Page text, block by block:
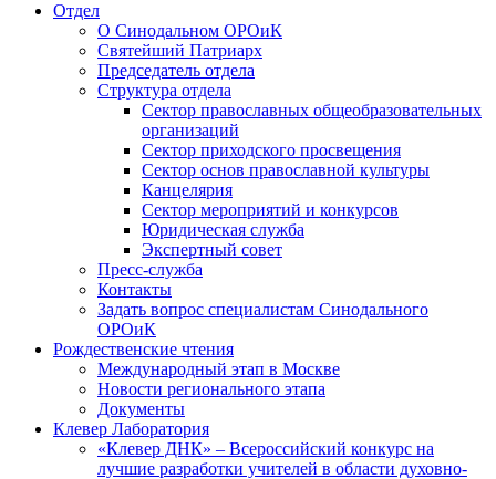
Отдел
О Синодальном ОРОиК
Святейший Патриарх
Председатель отдела
Структура отдела
Сектор православных общеобразовательных
организаций
Сектор приходского просвещения
Сектор основ православной культуры
Канцелярия
Сектор мероприятий и конкурсов
Юридическая служба
Экспертный совет
Пресс-служба
Контакты
Задать вопрос специалистам Синодального
ОРОиК
Рождественские чтения
Международный этап в Москве
Новости регионального этапа
Документы
Клевер Лаборатория
«Клевер ДНК» – Всероссийский конкурс на
лучшие разработки учителей в области духовно-